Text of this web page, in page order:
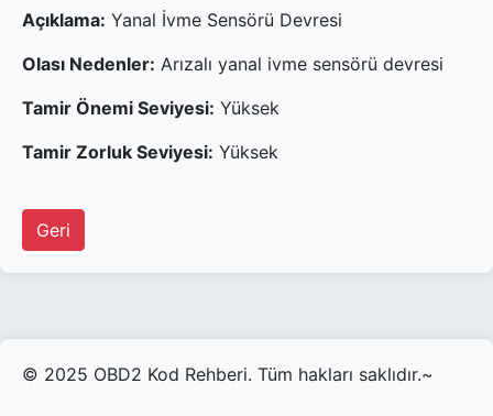
Açıklama: Yanal İvme Sensörü Devresi
Olası Nedenler: Arızalı yanal ivme sensörü devresi
Tamir Önemi Seviyesi: Yüksek
Tamir Zorluk Seviyesi: Yüksek
Geri
© 2025 OBD2 Kod Rehberi. Tüm hakları saklıdır.~